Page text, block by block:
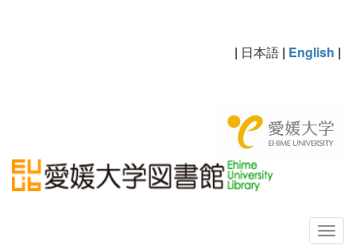
| 日本語 | English |